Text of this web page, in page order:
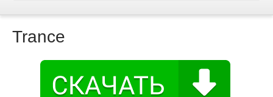
Trance